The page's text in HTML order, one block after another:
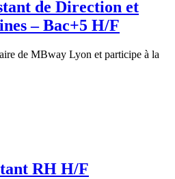
de Direction et
– Bac+5 H/F
de MBway Lyon et participe à la
RH H/F